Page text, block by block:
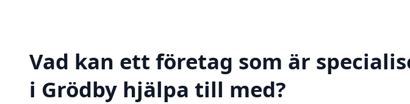
Vad kan ett företag som är
i Grödby hjälpa till med?